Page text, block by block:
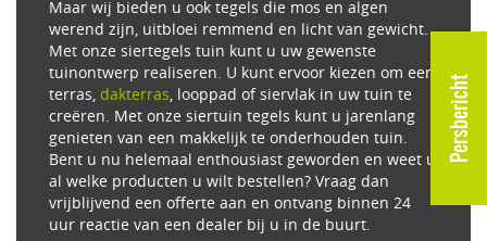
Persbericht
Maar wij bieden u ook tegels die mos en algen
werend zijn, uitbloei remmend en licht van gewicht.
Met onze siertegels tuin kunt u uw gewenste
tuinontwerp realiseren. U kunt ervoor kiezen om een
terras, dakterras, looppad of siervlak in uw tuin te
creëren. Met onze siertuin tegels kunt u jarenlang
genieten van een makkelijk te onderhouden tuin.
Bent u nu helemaal enthousiast geworden en weet u
al welke producten u wilt bestellen? Vraag dan
vrijblijvend een offerte aan en ontvang binnen 24
uur reactie van een dealer bij u in de buurt.